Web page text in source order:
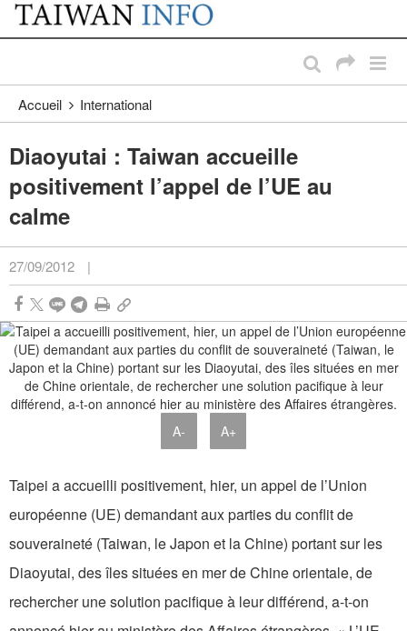
Passer au contenu principal
:::
Accueil International
Diaoyutai : Taiwan accueille
positivement l’appel de l’UE au
calme
27/09/2012 |
A- A+
Taipei a accueilli positivement, hier, un appel de l’Union
européenne (UE) demandant aux parties du conflit de
souveraineté (Taiwan, le Japon et la Chine) portant sur les
Diaoyutai, des îles situées en mer de Chine orientale, de
rechercher une solution pacifique à leur différend, a-t-on